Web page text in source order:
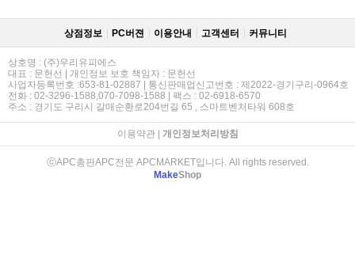
상점정보 PC버젼 이용안내 고객센터 커뮤니티
상호명 : (주)우리유피에스
대표 : 문헌선 | 개인정보 보호 책임자 : 문헌선
사업자등록번호 :653-81-02887 | 통신판매업신고번호 : 제2022-경기구리-0964호
전화 : 02-3296-1588,070-7098-1588 | 팩스 : 02-6918-6570
주소 : 경기도 구리시 갈매순환로204번길 65 , 스마트벤처타워 608호
이용약관| 개인정보처리방침
ⓒAPC총판APC전문 APCMARKET입니다. All rights reserved.
MakeShop